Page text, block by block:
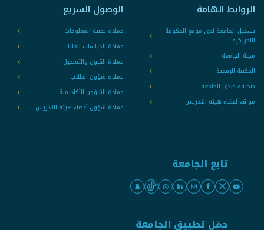
الروابط الهامة
تسجيل الجامعة لدى موقع الحكومة
الامريكية
مجلة الجامعة
المكتبة الرقمية
صحيفة صدى الجامعة
مواقع أعضاء هيئة التدريس
الوصول السريع
عمادة تقنية المعلومات
عمادة الدراسات العليا
عمادة القبول والتسجيل
عمادة شؤون الطلاب
عمادة الشؤون الأكاديمية
عمادة شؤون أعضاء هيئة التدريس
تابع الجامعة
حمّل تطبيق الجامعة